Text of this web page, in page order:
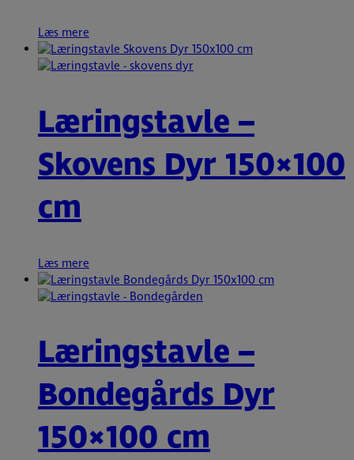
Læs mere
Læringstavle –
Skovens Dyr 150×100
cm
Læs mere
Læringstavle –
Bondegårds Dyr
150×100 cm